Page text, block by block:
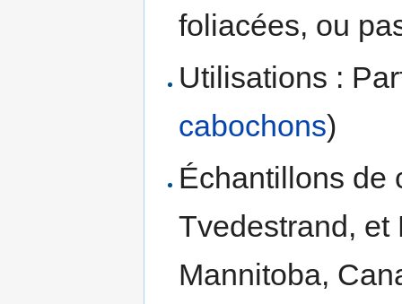
foliacées, ou
Utilisations :
cabochons)
Échantillons de
Tvedestrand, et
Mannitoba,